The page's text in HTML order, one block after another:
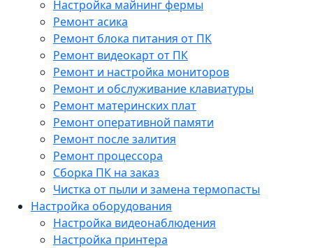
Настройка майнинг фермы
Ремонт асика
Ремонт блока питания от ПК
Ремонт видеокарт от ПК
Ремонт и настройка мониторов
Ремонт и обслуживание клавиатуры
Ремонт материнских плат
Ремонт оперативной памяти
Ремонт после залития
Ремонт процессора
Сборка ПК на заказ
Чистка от пыли и замена термопасты
Настройка оборудования
Настройка видеонаблюдения
Настройка принтера